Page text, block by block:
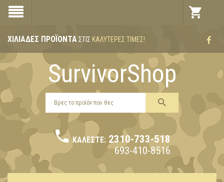
ΧΙΛΙΆΔΕΣ ΠΡΟΪΌΝΤΑΣΤΙΣ ΚΑΛΎΤΕΡΕΣ ΤΙΜΈΣ!
SurvivorShop
ΚΑΛΈΣΤΕ: 2310-733-518
693-410-8516